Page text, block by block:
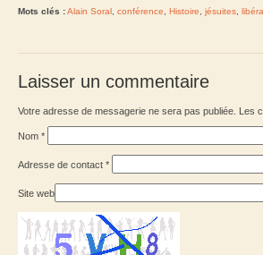
Mots clés :Alain Soral conférence Histoire jésuites
Laisser un commentaire
Votre adresse de messagerie ne sera pas publiée. Les
Nom *
Adresse de contact *
Site web